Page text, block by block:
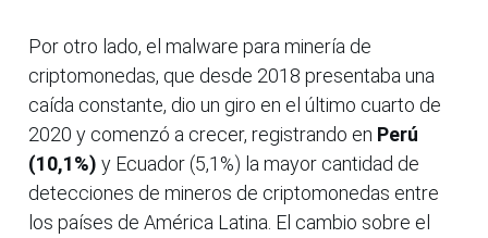
Por otro lado, el malware para minería de
criptomonedas, que desde 2018 presentaba una
caída constante, dio un giro en el último cuarto de
2020 y comenzó a crecer, registrando en Perú
(10,1%) y Ecuador (5,1%) la mayor cantidad de
detecciones de mineros de criptomonedas entre
los países de América Latina. El cambio sobre el